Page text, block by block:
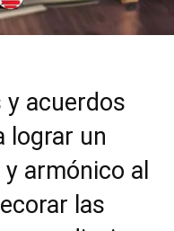
y acuerdos
lograr un
armónico al
las